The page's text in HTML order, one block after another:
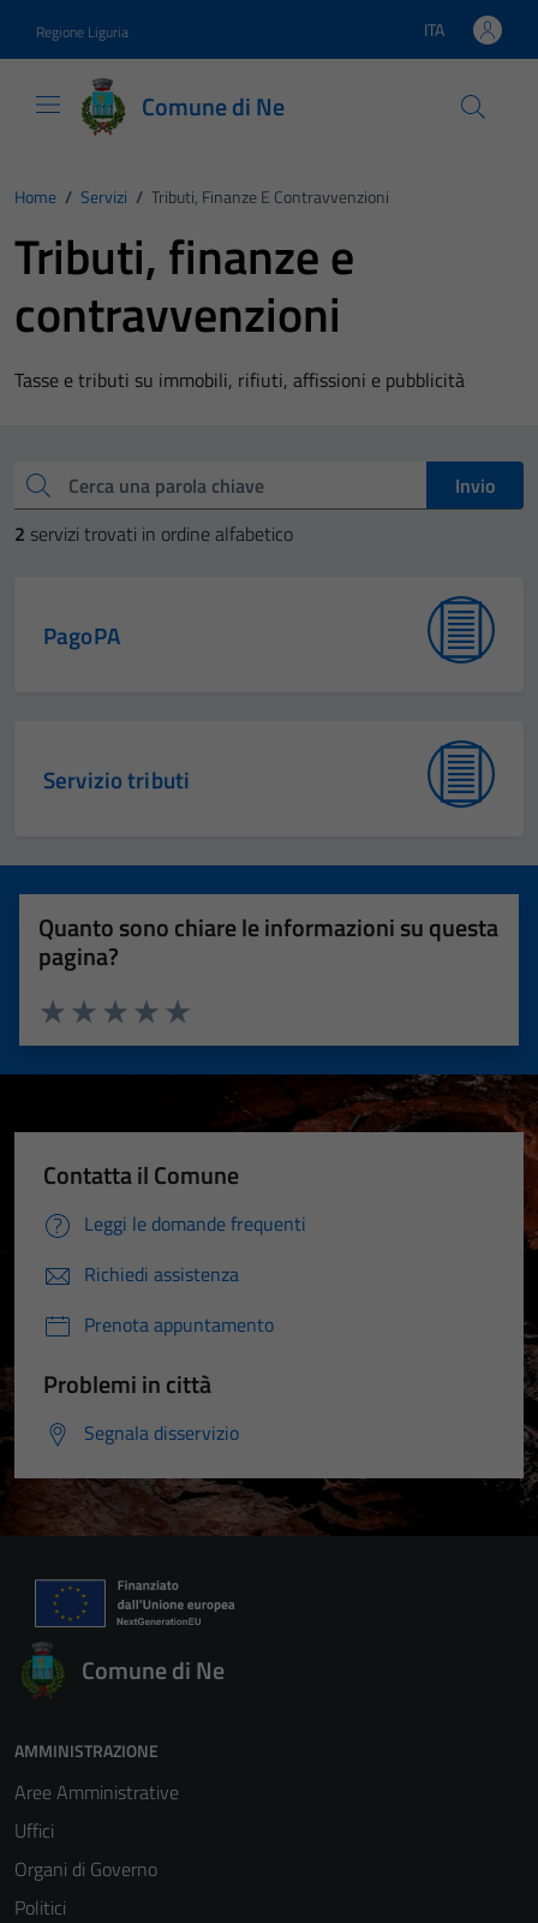
Regione Liguria Lingua attiva:
ITA
Comune di Ne
Home / Servizi / Tributi, Finanze E Contravvenzioni
Tributi, finanze e
contravvenzioni
Tasse e tributi su immobili, rifiuti, affissioni e pubblicità
Cerca una parola chiave
Invio
2 servizi trovati in ordine alfabetico
PagoPA
Servizio tributi
Quanto sono chiare le informazioni su questa
pagina?
Valuta 5 stelle su 5
Valuta 4 stelle su 5
Valuta 3 stelle su 5
Valuta 2 stelle su 5
Valuta 1 stelle su 5
Contatta il Comune
Leggi le domande frequenti
Richiedi assistenza
Prenota appuntamento
Problemi in città
Segnala disservizio
Comune di Ne
AMMINISTRAZIONE
Aree Amministrative
Uffici
Organi di Governo
Politici